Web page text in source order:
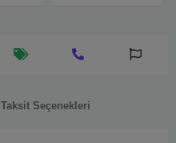
Taksit Seçenekleri